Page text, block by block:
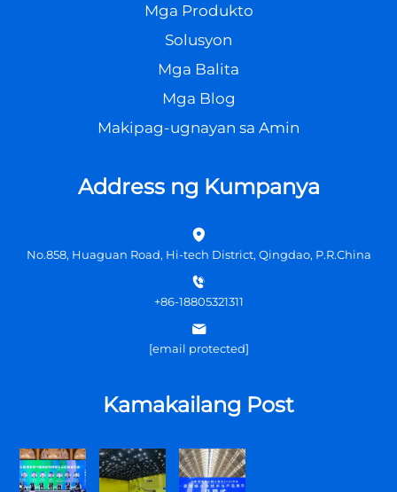
Mga Produkto
Solusyon
Mga Balita
Mga Blog
Makipag-ugnayan sa Amin
Address ng Kumpanya
No.858, Huaguan Road, Hi-tech District, Qingdao, P.R.China
+86-18805321311
[email protected]
Kamakailang Post